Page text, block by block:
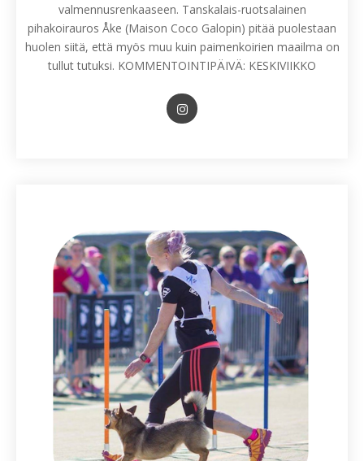
valmennusrenkaaseen. Tanskalais-ruotsalainen
pihakoirauros Åke (Maison Coco Galopin) pitää puolestaan
huolen siitä, että myös muu kuin paimenkoirien maailma on
tullut tutuksi. KOMMENTOINTIPÄIVÄ: KESKIVIIKKO